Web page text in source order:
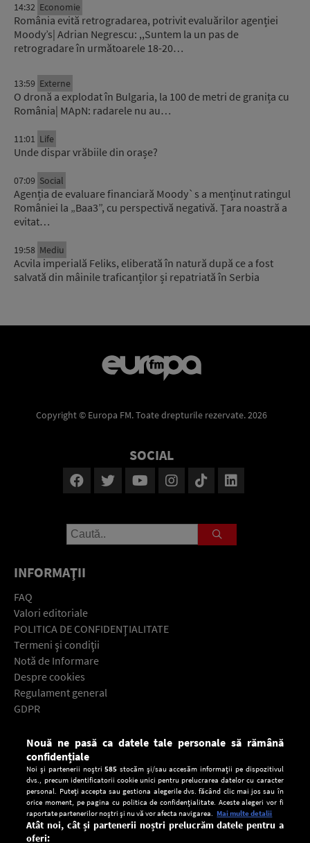
14:32 Economie
România evită retrogradarea, potrivit evaluărilor agenției
Moody’s| Adrian Negrescu: ,,Suntem la un pas de
retrogradare în următoarele 18-20…
13:59 Externe
O dronă a explodat în Bulgaria, la 100 de metri de granița cu
România| MApN: radarele nu au…
11:01 Life
Unde dispar vrăbiile din orașe?
07:09 Social
Agenția de evaluare financiară Moody`s a menținut ratingul
României la „Baa3”, cu perspectivă negativă. Țara noastră a
evitat…
19:58 Mediu
Acvila imperială Feliks, eliberată în natură după ce a fost
salvată din mâinile traficanților și repatriată în Serbia
Copyright © Europa FM. Toate drepturile rezervate. 2026
SOCIAL
INFORMAŢII
FAQ
Valori editoriale
POLITICA DE CONFIDENŢIALITATE
Termeni şi condiţii
Notă de Informare
Despre cookies
Regulament general
GDPR
Descarcă gratuit aplicaţia Europa FM pentru smartphone:
Nouă ne pasă ca datele tale personale să rămână
confidențiale
Noi și partenerii noștri585 stocăm și/sau accesăm informații pe dispozitivul
dvs., precum identificatorii cookie unici pentru prelucrarea datelor cu caracter
personal. Puteți accepta sau gestiona alegerile dvs. făcând clic mai jos sau în
orice moment, pe pagina cu politica de confidențialitate. Aceste alegeri vor fi
raportate partenerilor noștri și nu vă vor afecta navigarea. Mai multe detalii
Atât noi, cât și partenerii noștri prelucrăm datele pentru a
oferi: